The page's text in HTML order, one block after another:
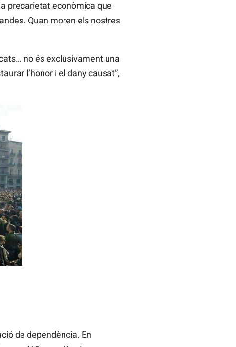
precarietat econòmica que
Quan moren els nostres
no és exclusivament una
l’honor i el dany causat”,
de dependència. En